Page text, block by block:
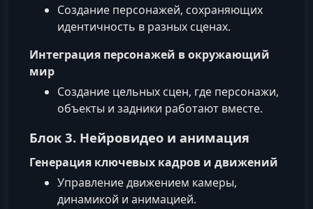
Создание персонажей, сохраняющих
идентичность в разных сценах.
Интеграция персонажей в окружающий
мир
Создание цельных сцен, где персонажи,
объекты и задники работают вместе.
Блок 3. Нейровидео и анимация
Генерация ключевых кадров и движений
Управление движением камеры,
динамикой и анимацией.